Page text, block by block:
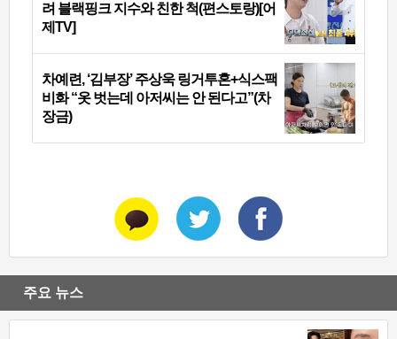
려 블랙핑크 지수와 친한 척(편스토랑)[어
제TV]
차예련, ‘김부장’ 주상욱 링거투혼+식스팩
비화 “옷 벗는데 아저씨는 안 된다고”(차
장금)
주요 뉴스